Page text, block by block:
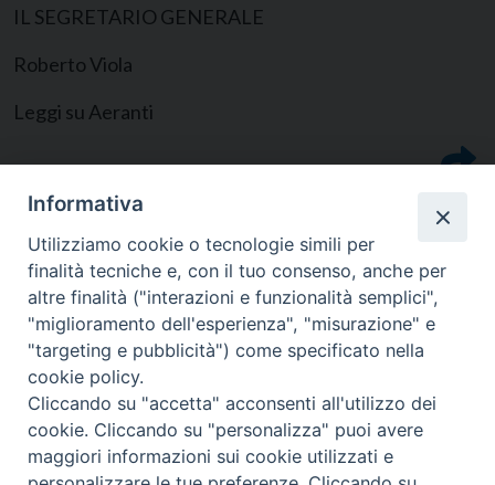
IL SEGRETARIO GENERALE
Roberto Viola
Leggi su Aeranti
CONTATTI
Informativa
Utilizziamo cookie o tecnologie simili per
finalità tecniche e, con il tuo consenso, anche per
altre finalità ("interazioni e funzionalità semplici",
"miglioramento dell'esperienza", "misurazione" e
"targeting e pubblicità") come specificato nella
cookie policy.
Cliccando su "accetta" acconsenti all'utilizzo dei
cookie. Cliccando su "personalizza" puoi avere
maggiori informazioni sui cookie utilizzati e